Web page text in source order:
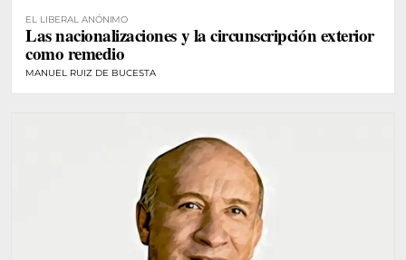
EL LIBERAL ANÓNIMO
Las nacionalizaciones y la circunscripción exterior
como remedio
MANUEL RUIZ DE BUCESTA